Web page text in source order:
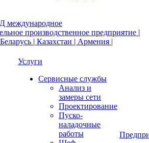
Услуги
Сервисные службы
Анализ и
замеры сети
Проектирование
Пуско-
наладочные
работы